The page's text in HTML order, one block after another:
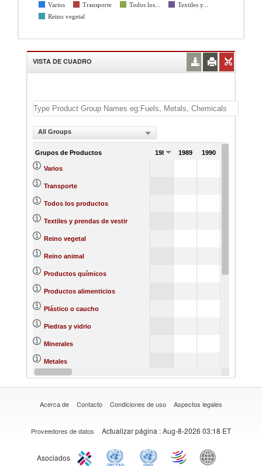
Varios
Transporte Todos los...
Textiles y...
Reino vegetal
VISTA DE CUADRO
All Groups
Grupos de Productos 1988 1989 1990
Varios
Transporte
Todos los productos
Textiles y prendas de vestir
Reino vegetal
Reino animal
Productos químicos
Productos alimenticios
Plástico o caucho
Piedras y vidrio
Minerales
Metales
Materias primas
Acerca de Contacto Condiciones de uso Aspectos legales
Proveedores de datos Actualizar página : Aug-8-2026 03:18 ET
Asociados